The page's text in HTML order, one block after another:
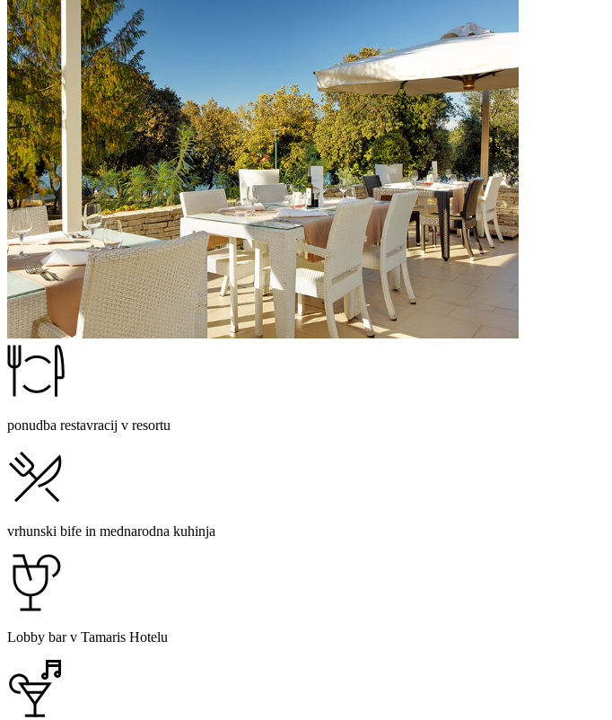
ponudba restavracij v resortu
vrhunski bife in mednarodna kuhinja
Lobby bar v Tamaris Hotelu